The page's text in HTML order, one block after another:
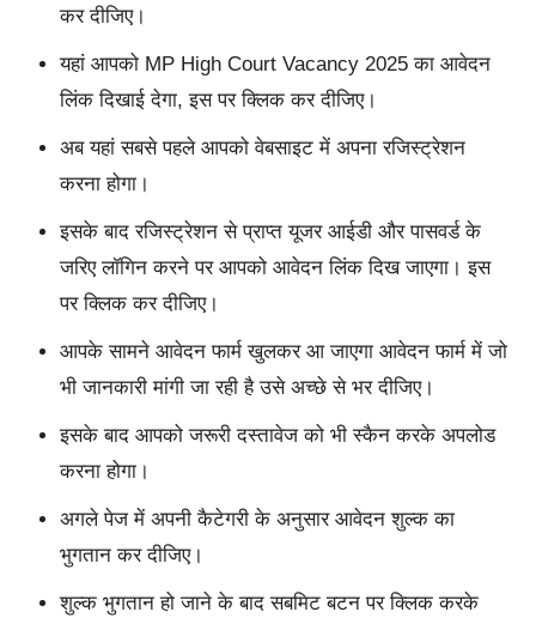
कर दीजिए।
यहां आपको MP High Court Vacancy 2025 का आवेदन
लिंक दिखाई देगा, इस पर क्लिक कर दीजिए।
अब यहां सबसे पहले आपको वेबसाइट में अपना रजिस्ट्रेशन
करना होगा।
इसके बाद रजिस्ट्रेशन से प्राप्त यूजर आईडी और पासवर्ड के
जरिए लॉगिन करने पर आपको आवेदन लिंक दिख जाएगा। इस
पर क्लिक कर दीजिए।
आपके सामने आवेदन फार्म खुलकर आ जाएगा आवेदन फार्म में जो
भी जानकारी मांगी जा रही है उसे अच्छे से भर दीजिए।
इसके बाद आपको जरूरी दस्तावेज को भी स्कैन करके अपलोड
करना होगा।
अगले पेज में अपनी कैटेगरी के अनुसार आवेदन शुल्क का
भुगतान कर दीजिए।
शुल्क भुगतान हो जाने के बाद सबमिट बटन पर क्लिक करके